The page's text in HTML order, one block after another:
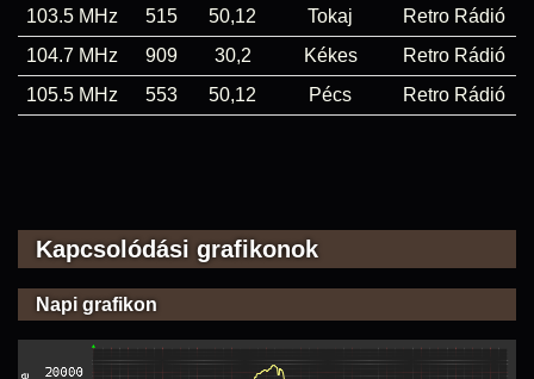
103.5 MHz 515 50,12 Tokaj
Retro Rádió
104.7 MHz
909 30,2 Kékes
Retro Rádió
105.5 MHz
553 50,12 Pécs Retro Rádió
Kapcsolódási grafikonok
Napi grafikon